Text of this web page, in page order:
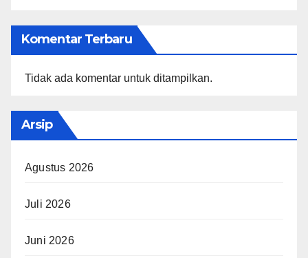
Komentar Terbaru
Tidak ada komentar untuk ditampilkan.
Arsip
Agustus 2026
Juli 2026
Juni 2026